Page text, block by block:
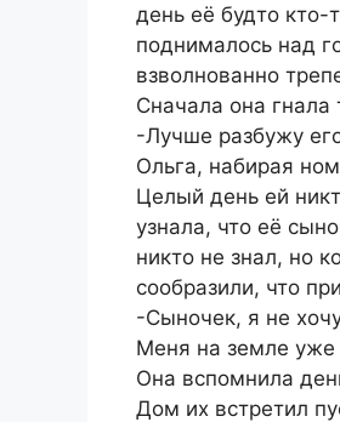
день её будто кто-
поднималось над
взволнованно
Сначала она
-Лучше разбужу
Ольга, набирая
Целый день ей
узнала, что её
никто не знал, но
сообразили, что
-Сыночек, я не
Меня на земле
Она вспомнила
Дом их встретил